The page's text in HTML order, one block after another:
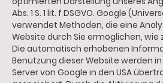
Abs. 1 S. 1 lit. f DSGVO. Google
verwendet Methoden, die eine
Website durch Sie ermöglichen, wie
Die automatisch erhobenen
Benutzung dieser Website werden
Server von Google in den USA